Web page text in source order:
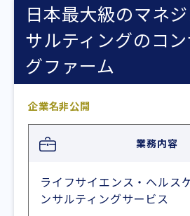
日本最大級のマネ
サルティングのコ
グファーム
企業名非公開
業務内容
ライフサイエンス・ヘルス
ンサルティングサービス